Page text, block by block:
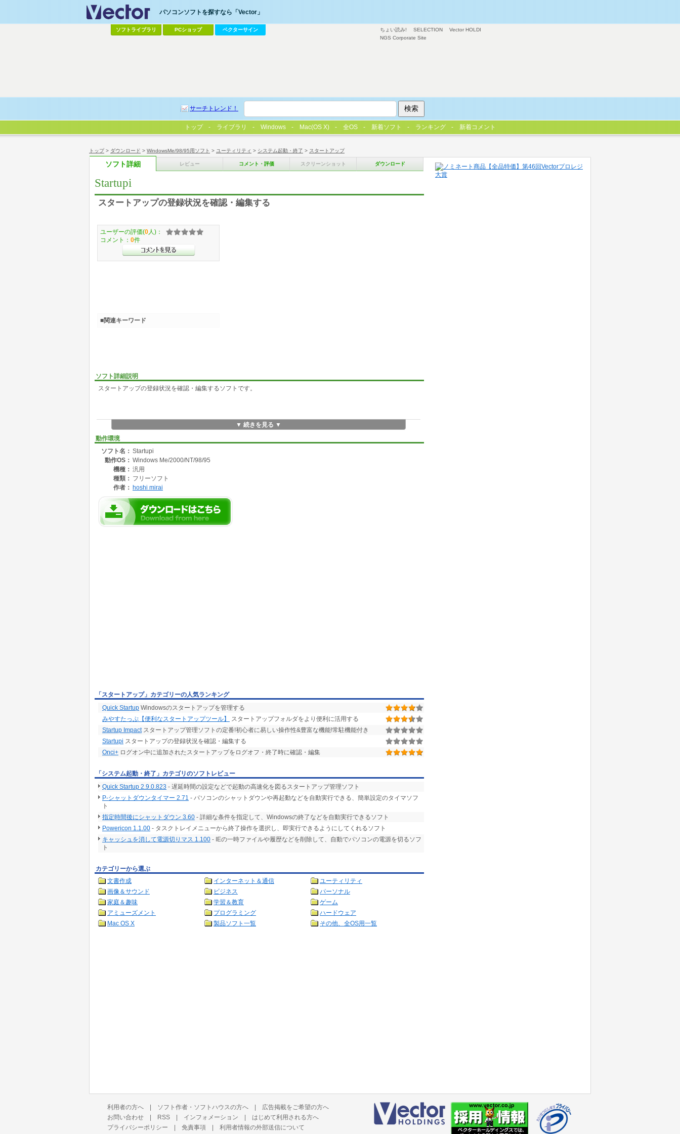
トップ> ダウンロード > WindowsMe/98/95用ソフト > ユーティリティ > システム起動・終了 > スタートアップ
ソフト詳細 レビュー コメント・評価 スクリーンショット ダウンロード
Startupi
スタートアップの登録状況を確認・編集する
ソフト詳細説明
スタートアップの登録状況を確認・編集するソフトです。
▼ 続きを見る ▼
動作環境
ソフト名： Startupi
動作OS： Windows Me/2000/NT/98/95
機種： 汎用
種類： フリーソフト
作者： hoshi mirai
ユーザーの評価(0 人)：
コメント： 0件
■関連キーワード
「スタートアップ」カテゴリーの人気ランキング
Quick Startup Windowsのスタートアップを管理する
みやすたっぷ【便利なスタートアップツール】
スタートアップフォルダをより便利に活用する
Startup Impactスタートアップ管理ソフトの定番!初心者に易しい操作性&豊富な機能!常駐機能付き
Startupi スタートアップの登録状況を確認・編集する
Onci+ ログオン中に追加されたスタートアップをログオフ・終了時に確認・編集
「システム起動・終了」カテゴリのソフトレビュー
Quick Startup 2.9.0.823 - 遅延時間の設定などで起動の高速化を図るスタートアップ管理ソフト
P-シャットダウンタイマー 2.71 - パソコンのシャットダウンや再起動などを自動実行できる、簡単設定のタイマソフ
ト
指定時間後にシャットダウン 3.60 - 詳細な条件を指定して、Windowsの終了などを自動実行できるソフト
Powericon 1.1.00 - タスクトレイメニューから終了操作を選択し、即実行できるようにしてくれるソフト
キャッシュを消して電源切りマス 1.100 - IEの一時ファイルや履歴などを削除して、自動でパソコンの電源を切るソフ
ト
カテゴリーから選ぶ
文書作成
インターネット＆通信
ユーティリティ
画像＆サウンド
ビジネス
パーソナル
家庭＆趣味
学習＆教育
ゲーム
アミューズメント
プログラミング
ハードウェア
Mac OS X
製品ソフト一覧 その他、全OS用一覧
ちょい読み! SELECTION
Vector HOLDI
NGS Corporate Site
パソコンソフトを探すなら「Vector」
ソフトライブラリ PCショップ ベクターサイン
サーチトレンド！
トップ ライブラリ Windows Mac(OS X) 全OS 新着ソフト ランキング 新着コメント
利用者の方へ | ソフト作者・ソフトハウスの方へ | 広告掲載をご希望の方へ
お問い合わせ | RSS | インフォメーション | はじめて利用される方へ
プライバシーポリシー | 免責事項 | 利用者情報の外部送信について